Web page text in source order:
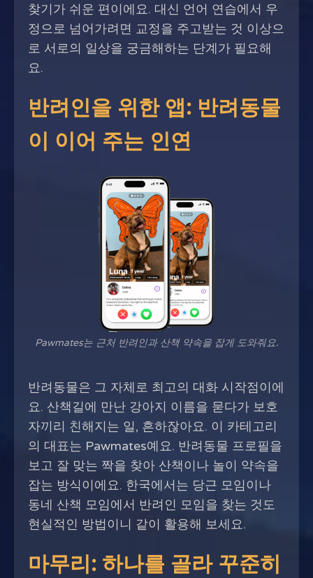
찾기가 쉬운 편이에요. 대신 언어 연습에서 우
정으로 넘어가려면 교정을 주고받는 것 이상으
로 서로의 일상을 궁금해하는 단계가 필요해
요.
반려인을 위한 앱: 반려동물
이 이어 주는 인연
Pawmates는 근처 반려인과 산책 약속을 잡게 도와줘요.
반려동물은 그 자체로 최고의 대화 시작점이에
요. 산책길에 만난 강아지 이름을 묻다가 보호
자끼리 친해지는 일, 흔하잖아요. 이 카테고리
의 대표는 Pawmates예요. 반려동물 프로필을
보고 잘 맞는 짝을 찾아 산책이나 놀이 약속을
잡는 방식이에요. 한국에서는 당근 모임이나
동네 산책 모임에서 반려인 모임을 찾는 것도
현실적인 방법이니 같이 활용해 보세요.
마무리: 하나를 골라 꾸준히